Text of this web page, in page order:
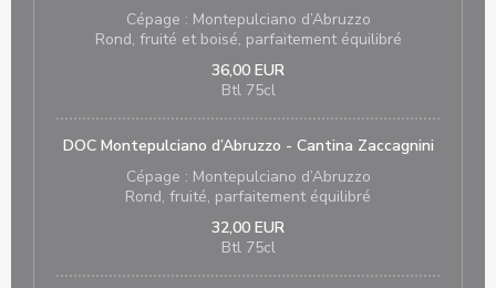
Cépage : Montepulciano d’Abruzzo
Rond, fruité et boisé, parfaitement équilibré
36,00 EUR
Btl 75cl
DOC Montepulciano d’Abruzzo - Cantina Zaccagnini
Cépage : Montepulciano d’Abruzzo
Rond, fruité, parfaitement équilibré
32,00 EUR
Btl 75cl